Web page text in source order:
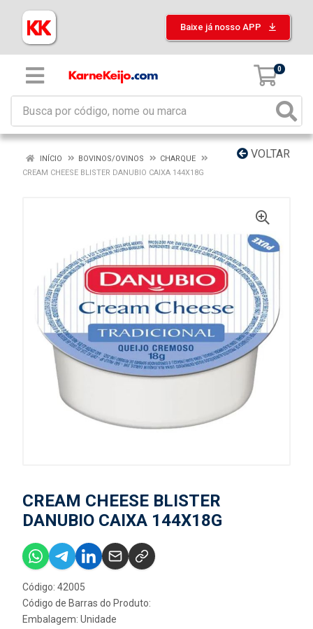
Baixe já nosso APP
0
VOLTAR
INÍCIO BOVINOS/OVINOS
CHARQUE
CREAM CHEESE BLISTER DANUBIO CAIXA 144X18G
CREAM CHEESE BLISTER
DANUBIO CAIXA 144X18G
Código: 42005
Código de Barras do Produto:
Embalagem: Unidade